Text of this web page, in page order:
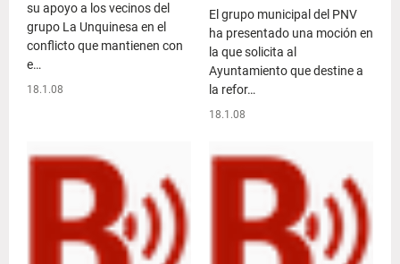
su apoyo a los vecinos del
grupo La Unquinesa en el
conflicto que mantienen con
e…
18.1.08
El grupo municipal del PNV
ha presentado una moción en
la que solicita al
Ayuntamiento que destine a
la refor…
18.1.08